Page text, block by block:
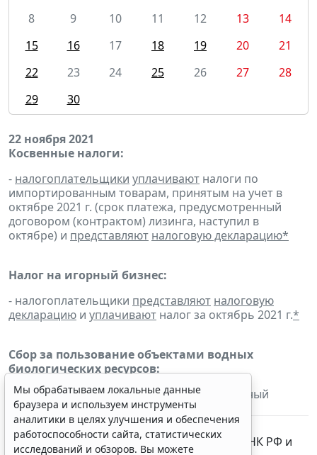
8
9 10 11 12 13
14
15
16 17 18 19 20
21
22
23 24 25 26 27
28
29
30
22 ноября 2021
Косвенные налоги:
- налогоплательщики уплачивают налоги по
импортированным товарам, принятым на учет в
октябре 2021 г. (срок платежа, предусмотренный
договором (контрактом) лизинга, наступил в
октябре) и представляют налоговую декларацию*
Налог на игорный бизнес:
- налогоплательщики представляют налоговую
декларацию и уплачивают налог за октябрь 2021 г.*
Сбор за пользование объектами водных
биологических ресурсов:
-налогоплательщики уплачиваютрегулярный
взнос*
* Срок перенесен в соответствии сост. 6.1
НК РФ и
Мы обрабатываем локальные данные
браузера и используем инструменты
аналитики в целях улучшения и обеспечения
работоспособности сайта, статистических
исследований и обзоров. Вы можете